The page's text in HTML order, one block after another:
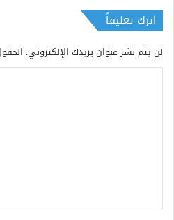
اترك تعليقاً
لن يتم نشر عنوان بريدك الإلكتروني.